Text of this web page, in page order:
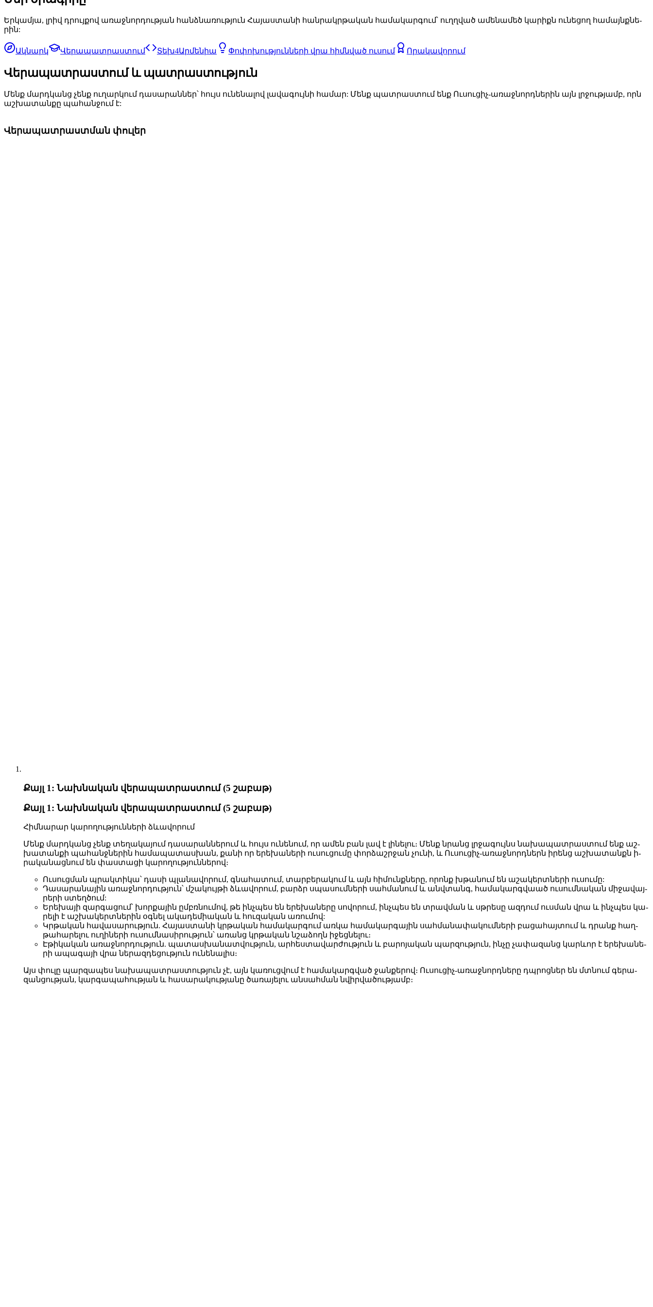
Եր­կամ­յա, լրիվ դրույ­քով ա­ռաջ­նոր­դութ­յան հանձ­նա­ռութ­յուն Հա­յաս­տա­նի հան­րակր­թա­կան հա­մա­կար­գում՝ ուղղ­ված ա­մե­նա­մեծ կա­րիքն ու­նե­ցող հա­մայնք­նե­
րին:
Ակ­նարկ Վե­րա­պատ­րաս­տում Տեխ4Ար­մե­նիա Փո­փո­խութ­յուն­նե­րի վրա հիմն­ված ու­սում Ո­րա­կա­վո­րում
Վե­րա­պատ­րաս­տում և պատ­րաս­տութ­յուն
Մենք մարդ­կանց չենք ու­ղար­կում դա­սա­րան­ներ՝ հույս ու­նե­նա­լով լա­վա­գույ­նի հա­մար: Մենք պատ­րաս­տում ենք Ու­սու­ցիչ-ա­ռաջ­նորդ­նե­րին այն լրջութ­յամբ, որն
աշ­խա­տան­քը պա­հան­ջում է:
Վերապատրաստման փուլեր
Քայլ 1: Նախ­նա­կան վե­րա­պատ­րաս­տում (5 շա­բաթ)
Քայլ 1: Նախ­նա­կան վե­րա­պատ­րաս­տում (5 շա­բաթ)
Հիմ­նա­րար կա­րո­ղութ­յուն­նե­րի ձև­ա­վո­րում
Մենք մարդ­կանց չենք տե­ղա­կա­յում դա­սա­րան­նե­րում և հույս ու­նե­նում, որ ա­մեն բան լավ է լի­նե­լու։ Մենք նրանց լրջա­գույնս նա­խա­պատ­րաս­տում ենք աշ­
խա­տան­քի պա­հանջ­նե­րին հա­մա­պա­տաս­խան, քա­նի որ ե­րե­խա­նե­րի ու­սու­ցու­մը փոր­ձաշր­ջան չու­նի, և Ու­սու­ցիչ-ա­ռաջ­նորդ­ներն ի­րենց աշ­խա­տանքն ի­
րա­կա­նաց­նում են փաս­տա­ցի կա­րո­ղութ­յուն­նե­րով։
Ու­սուց­ման պրակ­տի­կա՝ դա­սի պլա­նա­վո­րում, գնա­հա­տում, տար­բե­րա­կում և այն հի­մունք­նե­րը, ո­րոնք խթա­նում են ա­շա­կերտ­նե­րի ու­սու­մը:
Դա­սա­րա­նա­յին ա­ռաջ­նոր­դութ­յուն՝ մշա­կույ­թի ձև­ա­վո­րում, բարձր սպա­սում­նե­րի սահ­մա­նում և անվ­տանգ, հա­մա­կարգ­վաած ու­սում­նա­կան մի­ջա­վայ­
րե­րի ստեղ­ծում:
Ե­րե­խա­յի զար­գա­ցում՝ խոր­քա­յին ըմբռ­նու­մով, թե ինչ­պես են ե­րե­խա­նե­րը սո­վո­րում, ինչ­պես են տրավ­ման և սթրե­սը ազ­դում ուս­ման վրա և ինչ­պես կա­
րե­լի է աշ­խա­կերտ­նե­րին օգ­նել ա­կա­դե­միա­կան և հու­զա­կան ա­ռու­մով:
Կրթա­կան հա­վա­սա­րութ­յուն. Հա­յաս­տա­նի կրթա­կան հա­մա­կար­գում առ­կա հա­մա­կար­գա­յին սահ­մա­նա­փա­կում­նե­րի բա­ցա­հայ­տում և դրանք հաղ­
թա­հա­րե­լու ու­ղի­նե­րի ու­սում­նա­սի­րութ­յուն՝ ա­ռանց կրթա­կան նշա­ձողն ի­ջեց­նե­լու։
Է­թի­կա­կան ա­ռաջ­նոր­դութ­յուն. պա­տաս­խա­նատ­վութ­յուն, ար­հես­տա­վար­ժութ­յուն և բա­րո­յա­կան պար­զութ­յուն, ին­չը չա­փա­զանց կարև­որ է ե­րե­խա­նե­
րի ա­պա­գա­յի վրա նե­րազ­դե­ցութ­յուն ու­նե­նա­լիս։
Այս փու­լը պար­զա­պես նա­խա­պատ­րաս­տութ­յուն չէ, այն կա­ռուց­վում է հա­մա­կարգ­ված ջան­քե­րով։ Ու­սու­ցիչ-ա­ռաջ­նորդ­նե­րը դպրոց­ներ են մտնում գե­րա­
զան­ցութ­յան, կար­գա­պա­հութ­յան և հա­սա­րա­կութ­յա­նը ծա­ռա­յե­լու ան­սահ­ման նվիր­վա­ծութ­յամբ։